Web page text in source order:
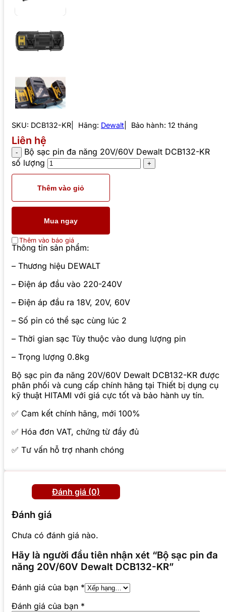
SKU: DCB132-KR Hãng: Dewalt Bảo hành: 12 tháng
Liên hệ
Bộ sạc pin đa năng 20V/60V Dewalt DCB132-KR
số lượng
Thêm vào giỏ
Mua ngay
Thêm vào báo giá
Thông tin sản phẩm:
– Thương hiệu DEWALT
– Điện áp đầu vào 220-240V
– Điện áp đầu ra 18V, 20V, 60V
– Số pin có thể sạc cùng lúc 2
– Thời gian sạc Tùy thuộc vào dung lượng pin
– Trọng lượng 0.8kg
Bộ sạc pin đa năng 20V/60V Dewalt DCB132-KR được
phân phối và cung cấp chính hãng tại Thiết bị dụng cụ
kỹ thuật HITAMI với giá cực tốt và bảo hành uy tín.
✅ Cam kết chính hãng, mới 100%
✅ Hóa đơn VAT, chứng từ đầy đủ
✅ Tư vấn hỗ trợ nhanh chóng
Đánh giá (0)
Đánh giá
Chưa có đánh giá nào.
Hãy là người đầu tiên nhận xét “Bộ sạc pin đa
năng 20V/60V Dewalt DCB132-KR”
Đánh giá của bạn *
Đánh giá của bạn *